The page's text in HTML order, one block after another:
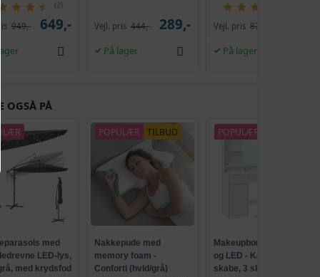
(2)
949,- 649,- Vejl. pris 444,- 289,-
På lager
Vejl. pris 874,-
På lager
OGSÅ PÅ
med
LED-lys,
med krydsfod
POPULÆR TILBUD
Nakkepude med
memory foam -
Conforti (hvid/grå)
POPULÆR
Makeupbord med spejl
og LED - Kailyn, 2
skabe, 3 skuffer, 5